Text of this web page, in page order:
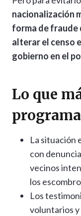
nacionalización
forma de fraude
alterar el censo
gobierno en el
Lo que
programa
La situación
con
vecinos
los
Los
voluntarios y